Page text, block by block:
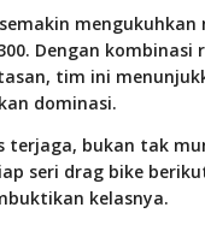
Dengan
tim ini
dominasi.
bukan tak
seri drag bike
kelasnya.